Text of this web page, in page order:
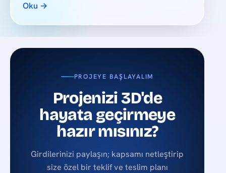
Oku →
PROJEYE BAŞLAYALIM
Projenizi 3D'de
hayata geçirmeye
hazır mısınız?
Girdilerinizi paylaşın; kapsamı netleştirip
size özel bir teklif ve teslim planı